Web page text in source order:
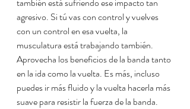
agresivo. Si tú vas con control y vuelves
con un control en esa vuelta, la
musculatura está trabajando también.
Aprovecha los beneficios de la banda tanto
en la ida como la vuelta. Es más, incluso
puedes ir más fluido y la vuelta hacerla más
suave para resistir la fuerza de la banda.